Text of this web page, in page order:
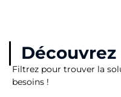
Filtrez pour trouver la
besoins !